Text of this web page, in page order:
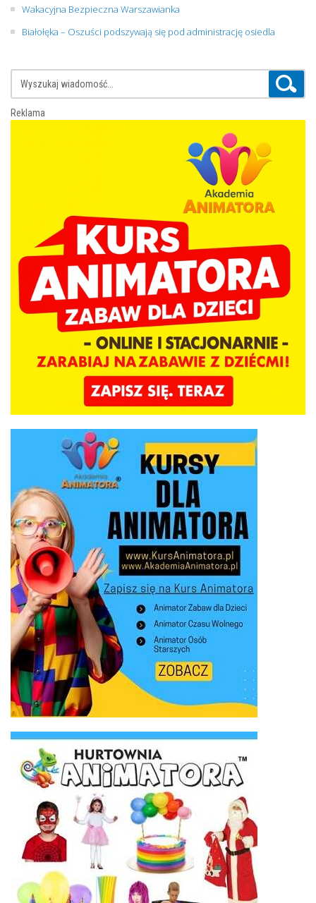
Wakacyjna Bezpieczna Warszawianka
Białołęka – Oszuści podszywają się pod administrację osiedla
Reklama